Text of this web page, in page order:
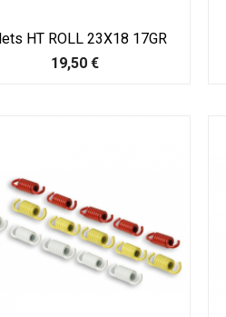
HT ROLL 23X18 17GR
Prix
19,50 €